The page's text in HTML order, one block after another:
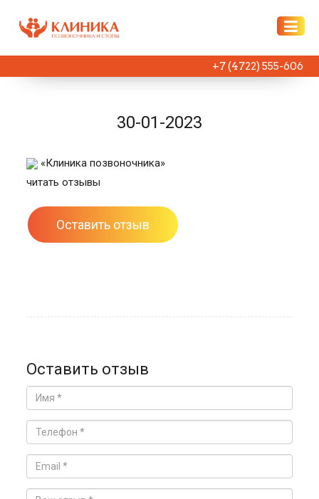
+7 (4722) 555-606
30-01-2023
«Клиника позвоночника»
читать отзывы
Оставить отзыв
Оставить отзыв